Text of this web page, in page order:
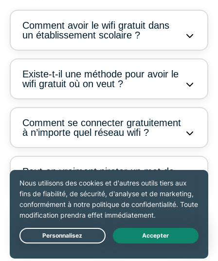
Comment avoir le wifi gratuit dans
un établissement scolaire ?
Existe-t-il une méthode pour avoir le
wifi gratuit où on veut ?
Comment se connecter gratuitement
à n’importe quel réseau wifi ?
Peut-on vraiment pirater un mot de
passe wifi ?
Quelle est la meilleure manière
d’obtenir temporairement le wifi
pendant un déplacement ?
Live Chat